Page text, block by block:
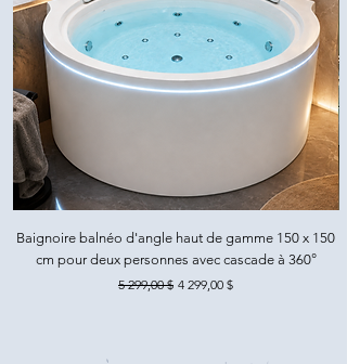
Baignoire balnéo d'angle haut de gamme 150 x 150
cm pour deux personnes avec cascade à 360°
Prix original
5 299,00 $ Prix promotionnel
4 299,00 $